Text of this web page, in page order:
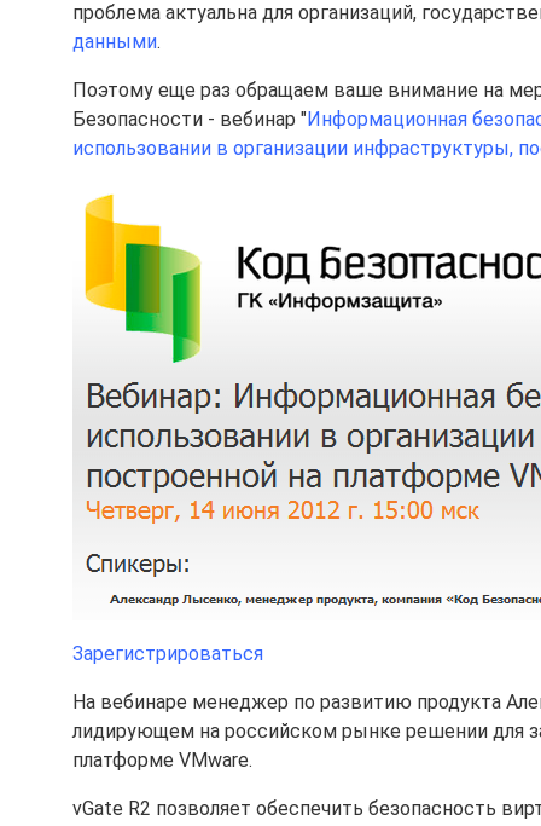
проблема актуальна для организаций,
данными.
Поэтому еще раз обращаем ваше внимание на
Безопасности - вебинар "Информационная
использовании в организации инфраструктуры,
Зарегистрироваться
На вебинаре менеджер по развитию продукта
лидирующем на российском рынке решении для
платформе VMware.
vGate R2 позволяет обеспечить безопасность